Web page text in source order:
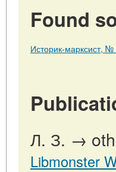
Found
Историк-марксист,
Л. З. →
Libmonster